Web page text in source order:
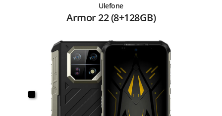
Ulefone
Armor 22 (8+128GB)